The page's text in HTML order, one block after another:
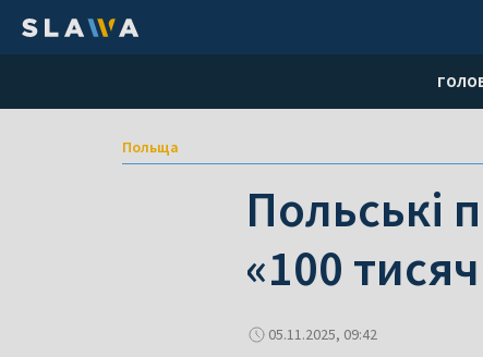
Польща
Польські
«100
05.11.2025, 09:42